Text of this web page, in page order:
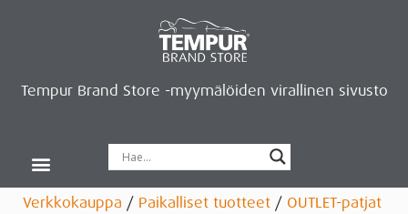
Tempur Brand Store -myymälöiden virallinen sivusto
Verkkokauppa / Paikalliset tuotteet / OUTLET-patjat